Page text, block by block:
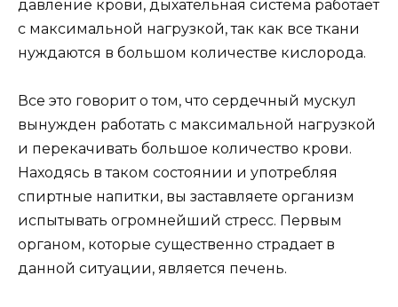
давление крови, дыхательная система работает
с максимальной нагрузкой, так как все ткани
нуждаются в большом количестве кислорода.
Все это говорит о том, что сердечный мускул
вынужден работать с максимальной нагрузкой
и перекачивать большое количество крови.
Находясь в таком состоянии и употребляя
спиртные напитки, вы заставляете организм
испытывать огромнейший стресс. Первым
органом, которые существенно страдает в
данной ситуации, является печень.